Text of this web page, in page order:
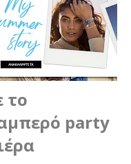
το
party